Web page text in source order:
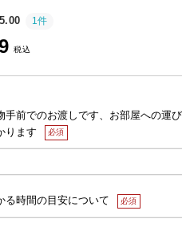
5.00 1件
手前でのお渡しです、お部屋への運
ります
る時間の目安について